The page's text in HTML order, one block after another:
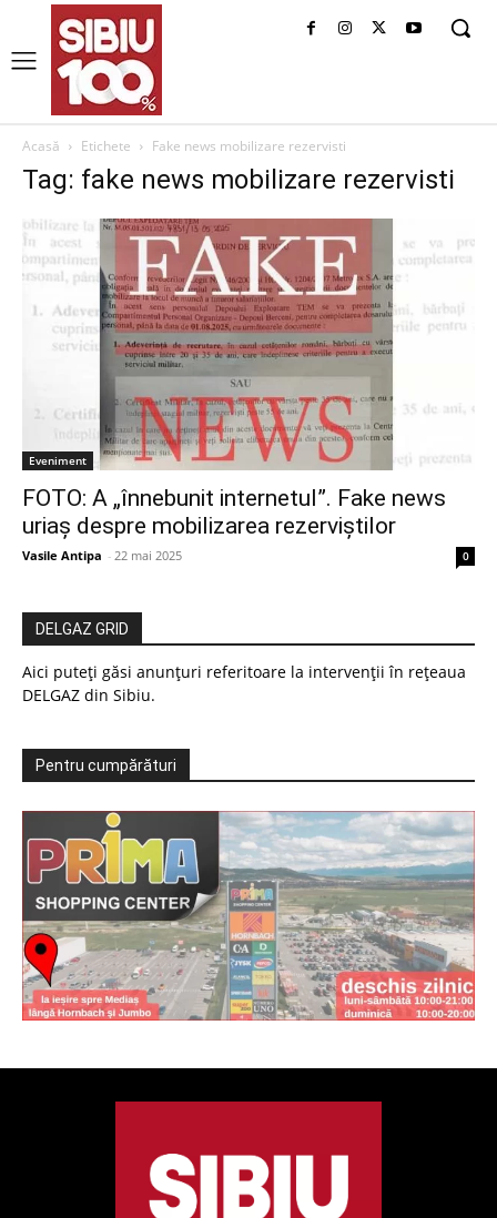
Acasă Etichete Fake news mobilizare rezervisti
Tag: fake news mobilizare rezervisti
Eveniment
FOTO: A „înnebunit internetul”. Fake news
uriaș despre mobilizarea rezerviștilor
Vasile Antipa - 22 mai 2025 0
DELGAZ GRID
Aici puteți găsi anunțuri referitoare la intervenții în rețeaua
DELGAZ din Sibiu.
Pentru cumpărături